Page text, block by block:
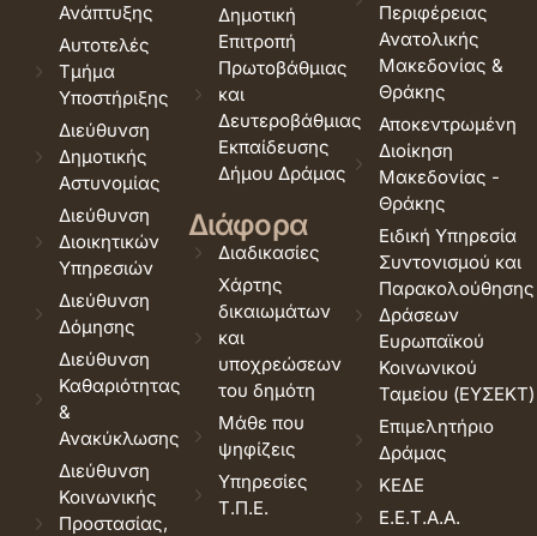
Ανάπτυξης
Αυτοτελές
Τμήμα
Υποστήριξης
Διεύθυνση
Δημοτικής
Αστυνομίας
Διεύθυνση
Διοικητικών
Υπηρεσιών
Διεύθυνση
Δόμησης
Διεύθυνση
Καθαριότητας
&
Ανακύκλωσης
Διεύθυνση
Κοινωνικής
Προστασίας,
Δημοτική
Επιτροπή
Πρωτοβάθμιας
και
Δευτεροβάθμιας
Εκπαίδευσης
Δήμου Δράμας
Διάφορα
Διαδικασίες
Χάρτης
δικαιωμάτων
και
υποχρεώσεων
του δημότη
Μάθε που
ψηφίζεις
Υπηρεσίες
Τ.Π.Ε.
Περιφέρειας
Ανατολικής
Μακεδονίας &
Θράκης
Αποκεντρωμένη
Διοίκηση
Μακεδονίας -
Θράκης
Ειδική Υπηρεσία
Συντονισμού και
Παρακολούθησης
Δράσεων
Ευρωπαϊκού
Κοινωνικού
Ταμείου (ΕΥΣΕΚΤ)
Επιμελητήριο
Δράμας
ΚΕΔΕ
Ε.Ε.Τ.Α.Α.